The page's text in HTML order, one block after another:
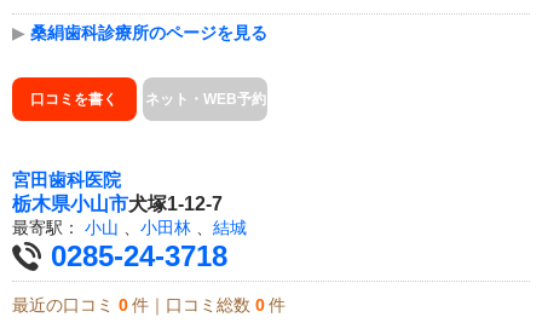
▶ 桑絹歯科診療所のページを見る
口コミを書く ネット・WEB予約
宮田歯科医院
栃木県小山市犬塚1-12-7
最寄駅： 小山 小田林 結城
0285-24-3718
最近の口コミ 0 件｜口コミ総数 0 件